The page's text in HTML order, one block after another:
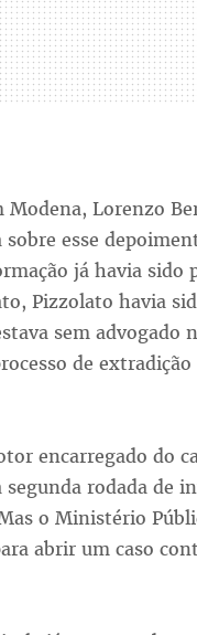
Lorenzo
esse
já havia sido
Pizzolato havia
sem advogado
de
encarregado do
rodada de
o Ministério
abrir um caso